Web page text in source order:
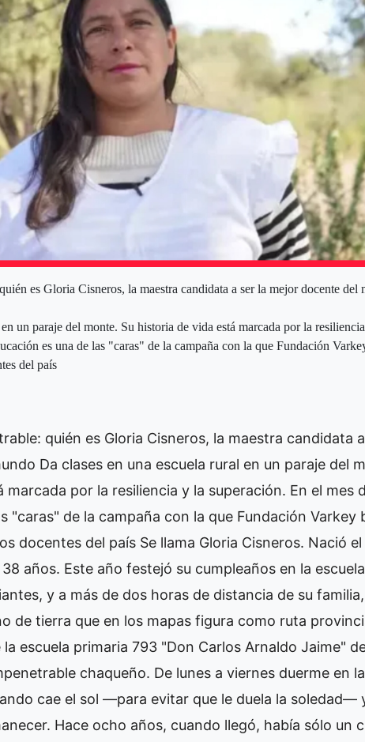
es Gloria Cisneros, la maestra candidata a ser la mejor docente del
un paraje del monte. Su historia de vida está marcada por la
es una de las "caras" de la campaña con la que Fundación
del país
quién es Gloria Cisneros, la maestra candidata
Da clases en una escuela rural en un paraje del
marcada por la resiliencia y la superación. En el mes
"caras" de la campaña con la que Fundación Varkey
docentes del país Se llama Gloria Cisneros. Nació el
años. Este año festejó su cumpleaños en la
y a más de dos horas de distancia de su familia,
de tierra que en los mapas figura como ruta
escuela primaria 793 "Don Carlos Arnaldo Jaime"
chaqueño. De lunes a viernes duerme en la
cae el sol —para evitar que le duela la soledad—
Hace ocho años, cuando llegó, había sólo un